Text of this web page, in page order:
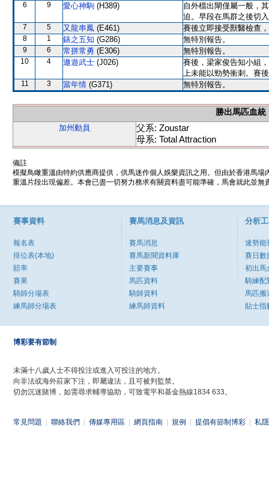
6 9 愛心神駒 (H389)
自外檔出閘僅屬一般，
迫。早段在馬群之後切
7 5 又龍串鳳 (E461) 賽後立即接受獸醫檢查
8 1 錶之五知 (G286) 無特別報告。
9 6 常拼常勇 (E306) 無特別報告。
10 4 遨遊武士 (J026)
賽後，梁家俊告知小組
上未能以勁勢衝刺。賽
11 3 當年情 (G371) 無特別報告。
勝出馬匹血統
加州動員
父系: Zoustar
母系: Total Attraction
備註
模擬鳥瞰重溫由特約供應商提供，供馬迷作個人娛樂資訊之用。但由於香港馬
重溫片段出現偏差。本會已盡一切努力務求有關資料盡可能準確，馬會就此並
賽事資料
報名表
排位表(本地)
賠率
賽果
騎師分場表
練馬師分場表
賽馬消息及資訊
賽馬消息
賽馬新聞資料庫
主要賽事
馬匹資料
騎師資料
練馬師資料
分析
速勢能
賽日數
初出馬
騎練配
馬匹搬
貼士指
博彩要有節制
未滿十八歲人士不得投注或進入可投注的地方。
向非法或海外莊家下注，即屬違法，且可被判監禁。
切勿沉迷賭博，如需尋求輔導協助，可致電平和基金熱線1834 633。
常見問題 聯絡我們 傳媒專用區 網頁指南 規例 提倡有節制博彩 私